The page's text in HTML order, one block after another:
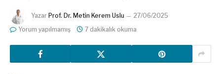
Yazar Prof. Dr. Metin Kerem Uslu
27/06/2025
Yorum yapılmamış
7 dakikalık okuma